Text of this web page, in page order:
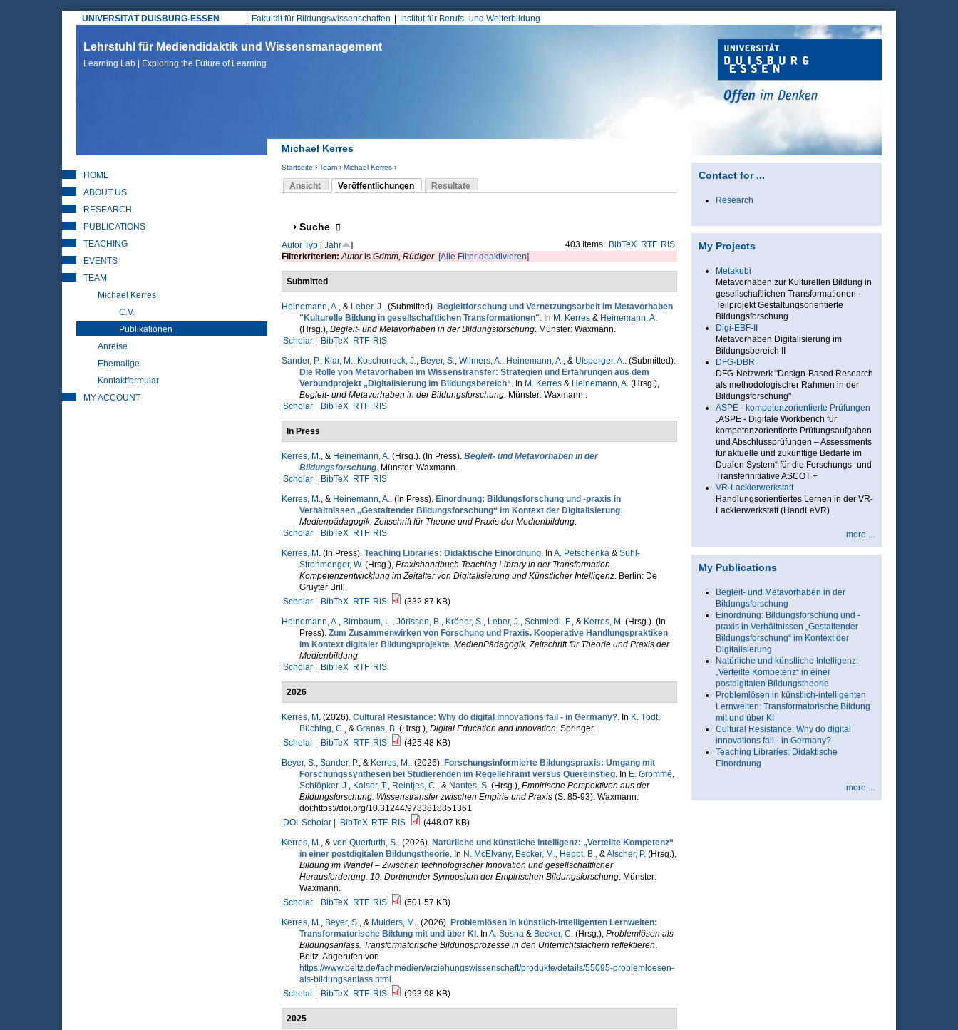
UNIVERSITÄT DUISBURG-ESSEN
Hauptmenü
Fakultät für Bildungswissenschaften Institut für Berufs- und Weiterbildung
Lehrstuhl für Mediendidaktik und Wissensmanagement
Learning Lab | Exploring the Future of Learning
Michael Kerres
Sie sind hier
Startseite › Team› Michael Kerres›
Ansicht
Veröffentlichungen
(aktiver Reiter)
Resultate
Anzeigen
Suche
403 Items: BibTeX RTF RIS
Autor Typ[Jahr
]
Filterkriterien:Autoris Grimm, Rüdiger [Alle Filter deaktivieren]
Submitted
Heinemann, A., & Leber, J.. (Submitted). Begleitforschung und Vernetzungsarbeit im Metavorhaben
"Kulturelle Bildung in gesellschaftlichen Transformationen". In M. Kerres& Heinemann, A.
(Hrsg.), Begleit- und Metavorhaben in der Bildungsforschung. Münster: Waxmann.
Scholar |
BibTeX RTF RIS
Sander, P., Klar, M., Koschorreck, J., Beyer, S., Wilmers, A., Heinemann, A., & Ulsperger, A.. (Submitted).
Die Rolle von Metavorhaben im Wissenstransfer: Strategien und Erfahrungen aus dem
Verbundprojekt „Digitalisierung im Bildungsbereich“. In M. Kerres& Heinemann, A.(Hrsg.),
Begleit- und Metavorhaben in der Bildungsforschung. Münster: Waxmann .
Scholar |
BibTeX RTF RIS
In Press
Kerres, M., & Heinemann, A.(Hrsg.). (In Press). Begleit- und Metavorhaben in der
Bildungsforschung. Münster: Waxmann.
Scholar |
BibTeX RTF RIS
Kerres, M., & Heinemann, A.. (In Press). Einordnung: Bildungsforschung und -praxis in
Verhältnissen „Gestaltender Bildungsforschung“ im Kontext der Digitalisierung.
Medienpädagogik. Zeitschrift für Theorie und Praxis der Medienbildung.
Scholar |
BibTeX RTF RIS
Kerres, M . (In Press). Teaching Libraries: Didaktische Einordnung. In A. Petschenka& Sühl-
Strohmenger, W.(Hrsg.), Praxishandbuch Teaching Library in der Transformation.
Kompetenzentwicklung im Zeitalter von Digitalisierung und Künstlicher Intelligenz. Berlin: De
Gruyter Brill.
Scholar |
BibTeX RTF RIS
(332.87 KB)
Heinemann, A., Birnbaum, L., Jörissen, B., Kröner, S., Leber, J., Schmiedl, F., & Kerres, M.(Hrsg.). (In
Press). Zum Zusammenwirken von Forschung und Praxis. Kooperative Handlungspraktiken
im Kontext digitaler Bildungsprojekte. MedienPädagogik. Zeitschrift für Theorie und Praxis der
Medienbildung.
Scholar |
BibTeX RTF RIS
2026
Kerres, M . (2026). Cultural Resistance: Why do digital innovations fail - in Germany?. In K. Tödt,
Büching, C., & Granas, B.(Hrsg.), Digital Education and Innovation. Springer.
Scholar |
BibTeX RTF RIS
(425.48 KB)
Beyer, S., Sander, P., & Kerres, M.. (2026). Forschungsinformierte Bildungspraxis: Umgang mit
Forschungssynthesen bei Studierenden im Regellehramt versus Quereinstieg. In E. Grommé,
Schlöpker, J., Kaiser, T., Reintjes, C., & Nantes, S.(Hrsg.), Empirische Perspektiven aus der
Bildungsforschung: Wissenstransfer zwischen Empirie und Praxis(S. 85-93). Waxmann.
doi:https://doi.org/10.31244/9783818851361
DOI Scholar | BibTeX RTF RIS
(448.07 KB)
Kerres, M., & von Querfurth, S.. (2026). Natürliche und künstliche Intelligenz: „Verteilte Kompetenz“
in einer postdigitalen Bildungstheorie. In N. McElvany, Becker, M., Heppt, B., &Alscher, P.(Hrsg.),
Bildung im Wandel – Zwischen technologischer Innovation und gesellschaftlicher
Herausforderung. 10. Dortmunder Symposium der Empirischen Bildungsforschung. Münster:
Waxmann.
Scholar |
BibTeX RTF RIS
(501.57 KB)
Kerres, M., Beyer, S., & Mulders, M.. (2026). Problemlösen in künstlich-intelligenten Lernwelten:
Transformatorische Bildung mit und über KI . In A. Sosna& Becker, C.(Hrsg.), Problemlösen als
Bildungsanlass. Transformatorische Bildungsprozesse in den Unterrichtsfächern reflektieren.
Beltz. Abgerufen von
https://www.beltz.de/fachmedien/erziehungswissenschaft/produkte/details/55095-problemloesen-
als-bildungsanlass.html
Scholar |
BibTeX RTF RIS (993.98 KB)
2025
HOME
ABOUT US
RESEARCH
PUBLICATIONS
TEACHING
EVENTS
TEAM
Michael Kerres
C.V.
Publikationen
Anreise
Ehemalige
Kontaktformular
MY ACCOUNT
Contact for ...
Research
My Projects
Metakubi
Metavorhaben zur Kulturellen Bildung in
gesellschaftlichen Transformationen -
Teilprojekt Gestaltungsorientierte
Bildungsforschung
Digi-EBF-II
Metavorhaben Digitalisierung im
Bildungsbereich II
DFG-DBR
DFG-Netzwerk "Design-Based Research
als methodologischer Rahmen in der
Bildungsforschung"
ASPE - kompetenzorientierte Prüfungen
„ASPE - Digitale Workbench für
kompetenzorientierte Prüfungsaufgaben
und Abschlussprüfungen – Assessments
für aktuelle und zukünftige Bedarfe im
Dualen System“ für die Forschungs- und
Transferinitiative ASCOT +
VR-Lackierwerkstatt
Handlungsorientiertes Lernen in der VR-
Lackierwerkstatt (HandLeVR)
more ...
My Publications
Begleit- und Metavorhaben in der
Bildungsforschung
Einordnung: Bildungsforschung und -
praxis in Verhältnissen „Gestaltender
Bildungsforschung“ im Kontext der
Digitalisierung
Natürliche und künstliche Intelligenz:
„Verteilte Kompetenz“ in einer
postdigitalen Bildungstheorie
Problemlösen in künstlich-intelligenten
Lernwelten: Transformatorische Bildung
mit und über KI
Cultural Resistance: Why do digital
innovations fail - in Germany?
Teaching Libraries: Didaktische
Einordnung
more ...